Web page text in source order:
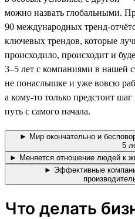
можно назвать глобальными.
90 международных тренд-
ключевых трендов, которые
происходило, происходит и
3–5 лет с компаниями в нашей
не понаслышке и уже вовсю
а кому-то только предстоит
путь с самого начала.
► Мир окончательно и
5
► Меняется отношение людей к
► Эффективные
Что делать